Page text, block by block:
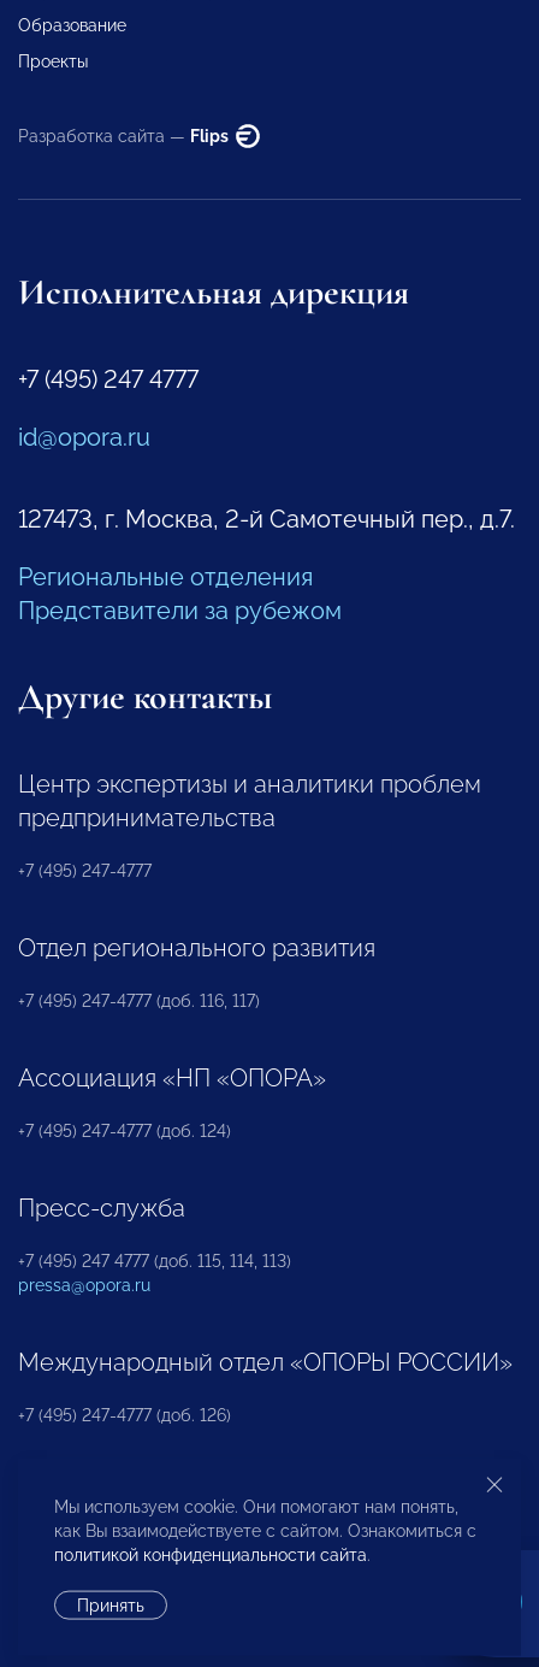
Образование
Проекты
Разработка сайта — Flips
Исполнительная дирекция
+7 (495) 247 4777
id@opora.ru
127473, г. Москва, 2-й Самотечный пер., д.7.
Региональные отделения
Представители за рубежом
Другие контакты
Центр экспертизы и аналитики проблем
предпринимательства
+7 (495) 247-4777
Отдел регионального развития
+7 (495) 247-4777 (доб. 116, 117)
Ассоциация «НП «ОПОРА»
+7 (495) 247-4777 (доб. 124)
Пресс-служба
+7 (495) 247 4777 (доб. 115, 114, 113)
pressa@opora.ru
Международный отдел «ОПОРЫ РОССИИ»
+7 (495) 247-4777 (доб. 126)
Бюро по защите прав предпринимателей и
инвесторов
Мы используем cookie. Они помогают нам понять,
как Вы взаимодействуете с сайтом. Ознакомиться с
политикой конфиденциальности сайта.
Принять